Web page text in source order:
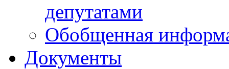
депутатами
Обобщенная
Документы